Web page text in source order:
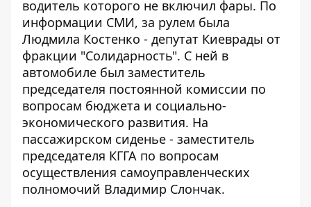
водитель которого не включил фары. По
информации СМИ, за рулем была
Людмила Костенко - депутат Киеврады от
фракции "Солидарность". С ней в
автомобиле был заместитель
председателя постоянной комиссии по
вопросам бюджета и социально-
экономического развития. На
пассажирском сиденье - заместитель
председателя КГГА по вопросам
осуществления самоуправленческих
полномочий Владимир Слончак.